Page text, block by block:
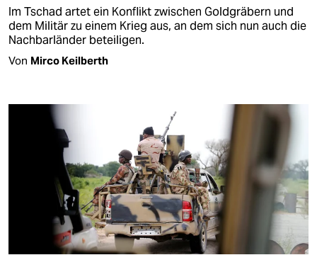
Im Tschad artet ein Konflikt zwischen Goldgräbern und
dem Militär zu einem Krieg aus, an dem sich nun auch die
Nachbarländer beteiligen.
Von Mirco Keilberth